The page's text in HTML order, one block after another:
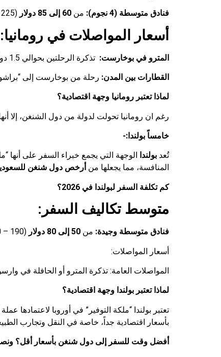
فنادق متوسطة (4 نجوم): من 60 إلى 85 دولار (225 – 320 ريال سعودي).
أسعار المواصلات في رومانيا:
المترو في بوخارست: تذكرة الرحلتين بحوالي 1.5 دولار (5.6 ريال سعودي).
القطارات بين المدن: رحلة من بوخارست إلى “براشوف” (قلعة
لماذا تعتبر رومانيا وجهة اقتصادية؟
رغم ان رومانيا تحولت لدولة من دول الشنغن، إلا
خامساً بولندا:-
تُعد بولندا
الوجهة التي يجمع خبراء السفر على أنها
المنافسة، مما يجعلها من أرخص دول شنغن
كم تكلفة السفر لبولندا في 2026؟
متوسط تكاليف السفر:
فنادق متوسطة وجيدة: من 50 إلى 80 دولار (190 – 300 ريال سعودي).
أسعار المواصلات:
المواصلات العامة: تذكرة المترو أو الحافلة في وارسو حوالي 1
لماذا تعتبر بولندا وجهة اقتصادية؟
تعتبر بولندا “ملكة التوفير” في أوروبا لاعتمادها عملة
بأسعار اقتصادية جداً، خاصة في النقل وتجارب
أفضل وقت للسفر إلى دول شنغن بأسعار أقل؟